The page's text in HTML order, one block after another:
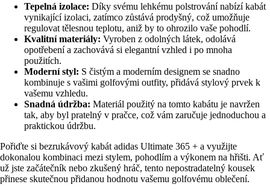
Tepelná izolace: Díky svému lehkému polstrování nabízí kabát
vynikající izolaci, zatímco zůstává prodyšný, což umožňuje
regulovat tělesnou teplotu, aniž by to ohrozilo vaše pohodlí.
Kvalitní materiály: Vyroben z odolných látek, odolává
opotřebení a zachovává si elegantní vzhled i po mnoha
použitích.
Moderní styl: S čistým a moderním designem se snadno
kombinuje s vašimi golfovými outfity, přidává stylový prvek k
vašemu vzhledu.
Snadná údržba: Materiál použitý na tomto kabátu je navržen
tak, aby byl pratelný v pračce, což vám zaručuje jednoduchou a
praktickou údržbu.
Pořiďte si bezrukávový kabát adidas Ultimate 365 + a využijte
dokonalou kombinaci mezi stylem, pohodlím a výkonem na hřišti. Ať
už jste začátečník nebo zkušený hráč, tento nepostradatelný kousek
přinese skutečnou přidanou hodnotu vašemu golfovému oblečení.